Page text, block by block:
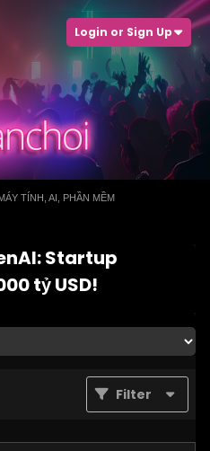
Login or Sign Up
TÍNH, AI, PHẦN MỀM
Startup
tỷ USD!
Filter